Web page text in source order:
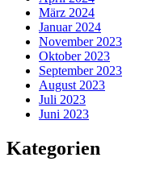
März 2024
Januar 2024
November 2023
Oktober 2023
September 2023
August 2023
Juli 2023
Juni 2023
Kategorien